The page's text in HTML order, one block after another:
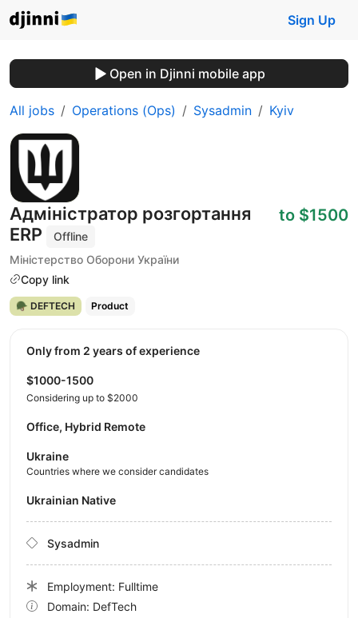
Sign Up
Open in Djinni mobile app
All jobs Operations (Ops) Sysadmin Kyiv
Адміністратор розгортання
ERP
Offline
Міністерство Оборони України
Copy link
to $1500
🪖 DEFTECH Product
Only from 2 years of experience
$1000-1500
Considering up to $2000
Office, Hybrid Remote
Ukraine
Countries where we consider candidates
Ukrainian Native
Sysadmin
Employment: Fulltime
Domain: DefTech